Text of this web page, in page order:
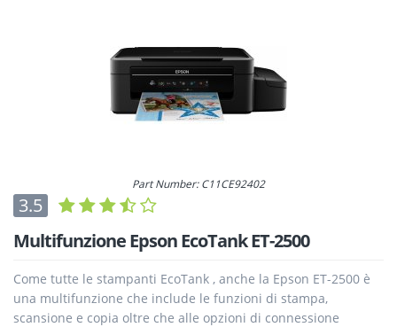
Part Number: C11CE92402
3.5
Multifunzione Epson EcoTank ET-2500
Come tutte le stampanti EcoTank , anche la Epson ET-2500 è
una multifunzione che include le funzioni di stampa,
scansione e copia oltre che alle opzioni di connessione